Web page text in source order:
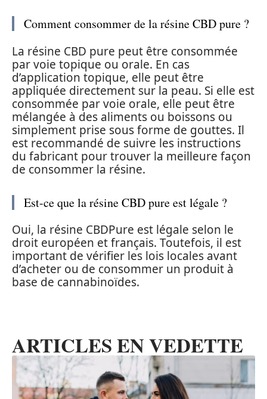
Comment consommer de la résine CBD pure ?
La résine CBD pure peut être consommée
par voie topique ou orale. En cas
d’application topique, elle peut être
appliquée directement sur la peau. Si elle est
consommée par voie orale, elle peut être
mélangée à des aliments ou boissons ou
simplement prise sous forme de gouttes. Il
est recommandé de suivre les instructions
du fabricant pour trouver la meilleure façon
de consommer la résine.
Est-ce que la résine CBD pure est légale ?
Oui, la résine CBDPure est légale selon le
droit européen et français. Toutefois, il est
important de vérifier les lois locales avant
d’acheter ou de consommer un produit à
base de cannabinoïdes.
ARTICLES EN VEDETTE